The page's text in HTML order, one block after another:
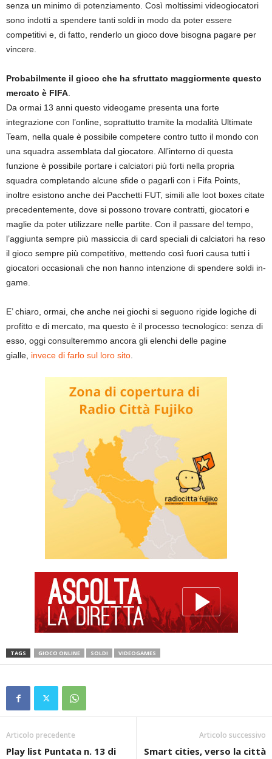
senza un minimo di potenziamento. Così moltissimi videogiocatori
sono indotti a spendere tanti soldi in modo da poter essere
competitivi e, di fatto, renderlo un gioco dove bisogna pagare per
vincere.
Probabilmente il gioco che ha sfruttato maggiormente questo
mercato è FIFA
Da ormai 13 anni questo videogame presenta una forte
integrazione con l’online, soprattutto tramite la modalità Ultimate
Team, nella quale è possibile competere contro tutto il mondo con
una squadra assemblata dal giocatore. All’interno di questa
funzione è possibile portare i calciatori più forti nella propria
squadra completando alcune sfide o pagarli con i Fifa Points,
inoltre esistono anche dei Pacchetti FUT, simili alle loot boxes citate
precedentemente, dove si possono trovare contratti, giocatori e
maglie da poter utilizzare nelle partite. Con il passare del tempo,
l’aggiunta sempre più massiccia di card speciali di calciatori ha reso
il gioco sempre più competitivo, mettendo così fuori causa tutti i
giocatori occasionali che non hanno intenzione di spendere soldi in-
game.
E’ chiaro, ormai, che anche nei giochi si seguono rigide logiche di
profitto e di mercato, ma questo è il processo tecnologico: senza di
esso, oggi consulteremmo ancora gli elenchi delle pagine
gialle, invece di farlo sul loro sito
TAGS GIOCO ONLINE SOLDI VIDEOGAMES
Articolo precedente
Play list Puntata n. 13 di
Articolo successivo
Smart cities, verso la città